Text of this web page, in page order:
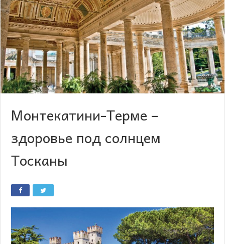
Монтекатини-Терме –
здоровье под солнцем
Тосканы